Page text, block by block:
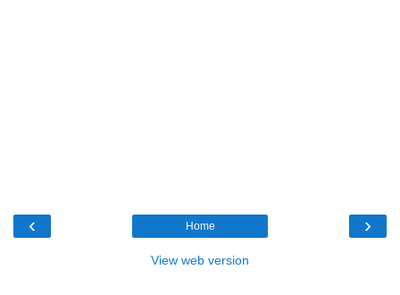
‹ ›
Home
View web version